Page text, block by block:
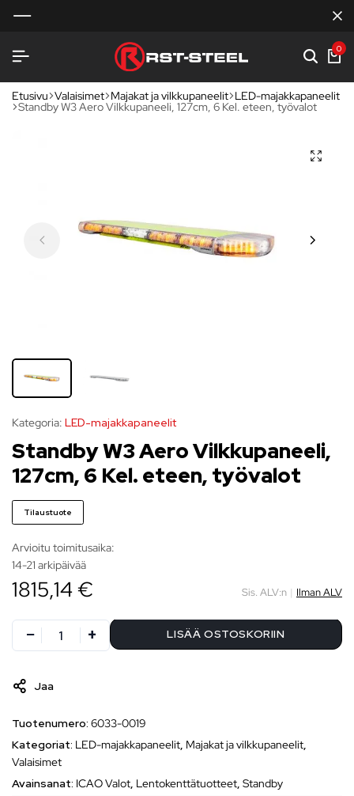
0
Etusivu Valaisimet Majakat ja vilkkupaneelit LED-majakkapaneelit
Standby W3 Aero Vilkkupaneeli, 127cm, 6 Kel. eteen, työvalot
Kategoria: LED-majakkapaneelit
Standby W3 Aero Vilkkupaneeli,
127cm, 6 Kel. eteen, työvalot
Tilaustuote
Arvioitu toimitusaika:
14-21 arkipäivää
1815,14 € Sis. ALV:n | Ilman ALV
LISÄÄ OSTOSKORIIN
Jaa
Tuotenumero: 6033-0019
Kategoriat: LED-majakkapaneelit, Majakat ja vilkkupaneelit,
Valaisimet
Avainsanat: ICAO Valot, Lentokenttätuotteet, Standby